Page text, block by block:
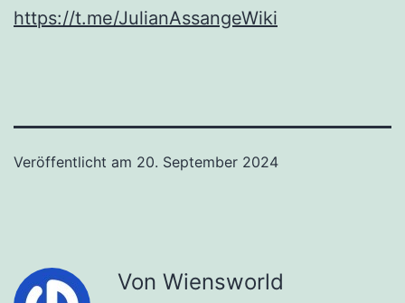
https://t.me/JulianAssangeWiki
Veröffentlicht am 20. September 2024
Von Wiensworld